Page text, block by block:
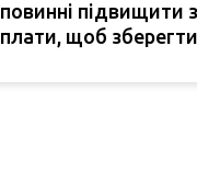
повинні підвищити
плати, щоб